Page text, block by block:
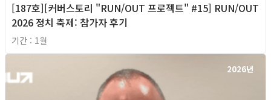
[187호][커버스토리 "RUN/OUT 프로젝트" #15] RUN/OUT
2026 정치 축제: 참가자 후기
기간 : 1월
2026년